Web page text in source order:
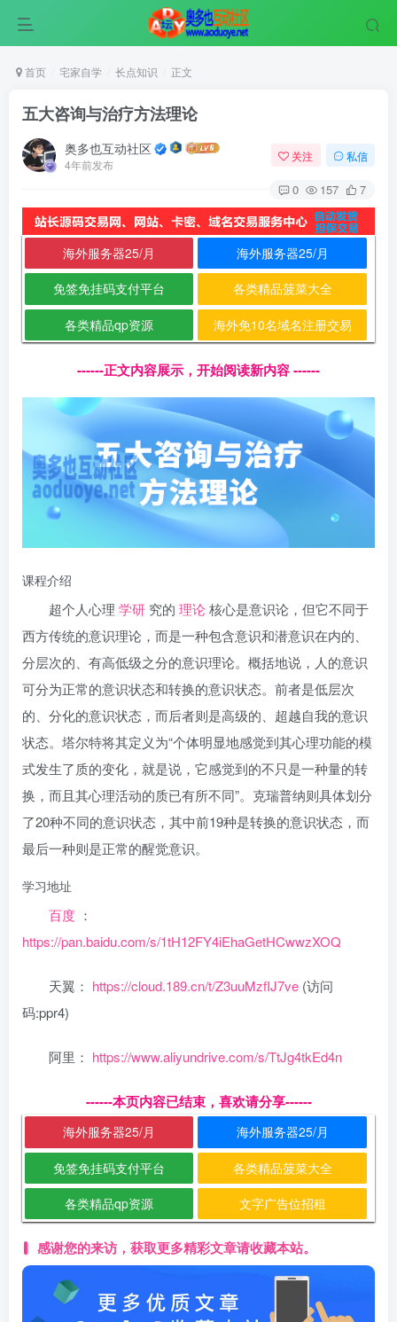
首页 宅家自学 长点知识 正文
五大咨询与治疗方法理论
奥多也互动社区
4年前发布
关注 私信
0 157 7
海外服务器25/月 海外服务器25/月
免签免挂码支付平台 各类精品菠菜大全
各类精品qp资源 海外免10名域名注册交易
------正文内容展示，开始阅读新内容 ------
课程介绍
超个人心理 学研 究的 理论核心是意识论，但它不同于
西方传统的意识理论，而是一种包含意识和潜意识在内的、
分层次的、有高低级之分的意识理论。概括地说，人的意识
可分为正常的意识状态和转换的意识状态。前者是低层次
的、分化的意识状态，而后者则是高级的、超越自我的意识
状态。塔尔特将其定义为“个体明显地感觉到其心理功能的模
式发生了质的变化，就是说，它感觉到的不只是一种量的转
换，而且其心理活动的质已有所不同”。克瑞普纳则具体划分
了20种不同的意识状态，其中前19种是转换的意识状态，而
最后一种则是正常的醒觉意识。
学习地址
百度 ：
https://pan.baidu.com/s/1tH12FY4iEhaGetHCwwzXOQ
天翼： https://cloud.189.cn/t/Z3uuMzfIJ7ve (访问
码:ppr4)
阿里： https://www.aliyundrive.com/s/TtJg4tkEd4n
------本页内容已结束，喜欢请分享------
海外服务器25/月 海外服务器25/月
免签免挂码支付平台 各类精品菠菜大全
各类精品qp资源 文字广告位招租
感谢您的来访，获取更多精彩文章请收藏本站。